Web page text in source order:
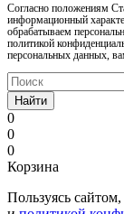
Согласно положениям
информационный
обрабатываем
политикой
персональных данных,
Найти
0
0
0
Корзина
Пользуясь